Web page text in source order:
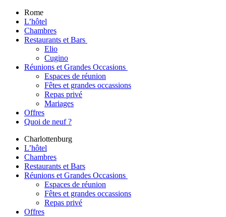
Rome
L’hôtel
Chambres
Restaurants et Bars
Elio
Cugino
Réunions et Grandes Occasions
Espaces de réunion
Fêtes et grandes occassions
Repas privé
Mariages
Offres
Quoi de neuf ?
Charlottenburg
L’hôtel
Chambres
Restaurants et Bars
Réunions et Grandes Occasions
Espaces de réunion
Fêtes et grandes occassions
Repas privé
Offres